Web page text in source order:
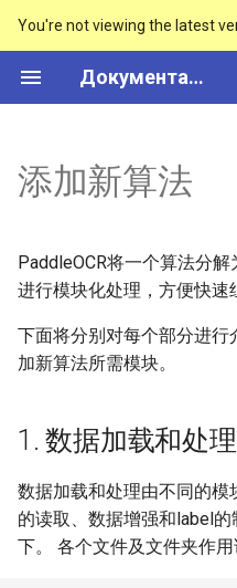
You're not viewing the latest
Документация PaddleOCR
И
ц
а
и
а
и
快速开始
基于C++预测引擎推理
Visual Studio 2019
Community CMake 编译指南
服务化部署
Jetson部署
端侧部署
网页前端部署
快速开始
快速安装
运行环境
模型压缩
快速开始
模型库
推理部署
EAST
SAST
FCENet
Rosetta
STAR-Net
SRN
SEED
Text Telescope
LaTeX-OCR
UniMERNet
TableSLANet
LayoutLM
SDMGR
2. 网络
3. 后处理
5. 指标评估
通用
制造
交通
其它数据标注工具
其它数据合成工具
手写中文OCR数据集
垂类多语言OCR数据集
表格识别数据集
附录
添加新算法
PaddleOCR将一个算法分
进行模块化处理，方便快速
下面将分别对每个部分进
加新算法所需模块。
1. 数据加载和处理
数据加载和处理由不同的
的读取、数据增强和label
下。 各个文件及文件夹作用